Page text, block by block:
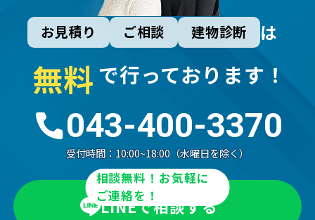
お見積り ご相談 建物診断 は
無料 で行っております！
043-400-3370
受付時間： 10:00~18:00（水曜日を除く）
相談無料！お気軽に
ご連絡を！
LINEで相談する